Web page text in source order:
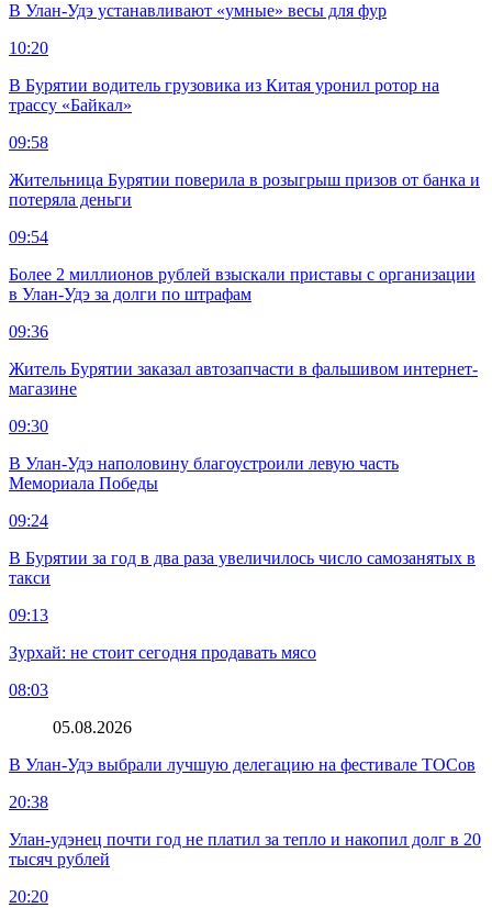
В Улан-Удэ устанавливают «умные» весы для фур
10:20
В Бурятии водитель грузовика из Китая уронил ротор на
трассу «Байкал»
09:58
Жительница Бурятии поверила в розыгрыш призов от банка и
потеряла деньги
09:54
Более 2 миллионов рублей взыскали приставы с организации
в Улан-Удэ за долги по штрафам
09:36
Житель Бурятии заказал автозапчасти в фальшивом интернет-
магазине
09:30
В Улан-Удэ наполовину благоустроили левую часть
Мемориала Победы
09:24
В Бурятии за год в два раза увеличилось число самозанятых в
такси
09:13
Зурхай: не стоит сегодня продавать мясо
08:03
05.08.2026
В Улан-Удэ выбрали лучшую делегацию на фестивале ТОСов
20:38
Улан-удэнец почти год не платил за тепло и накопил долг в 20
тысяч рублей
20:20